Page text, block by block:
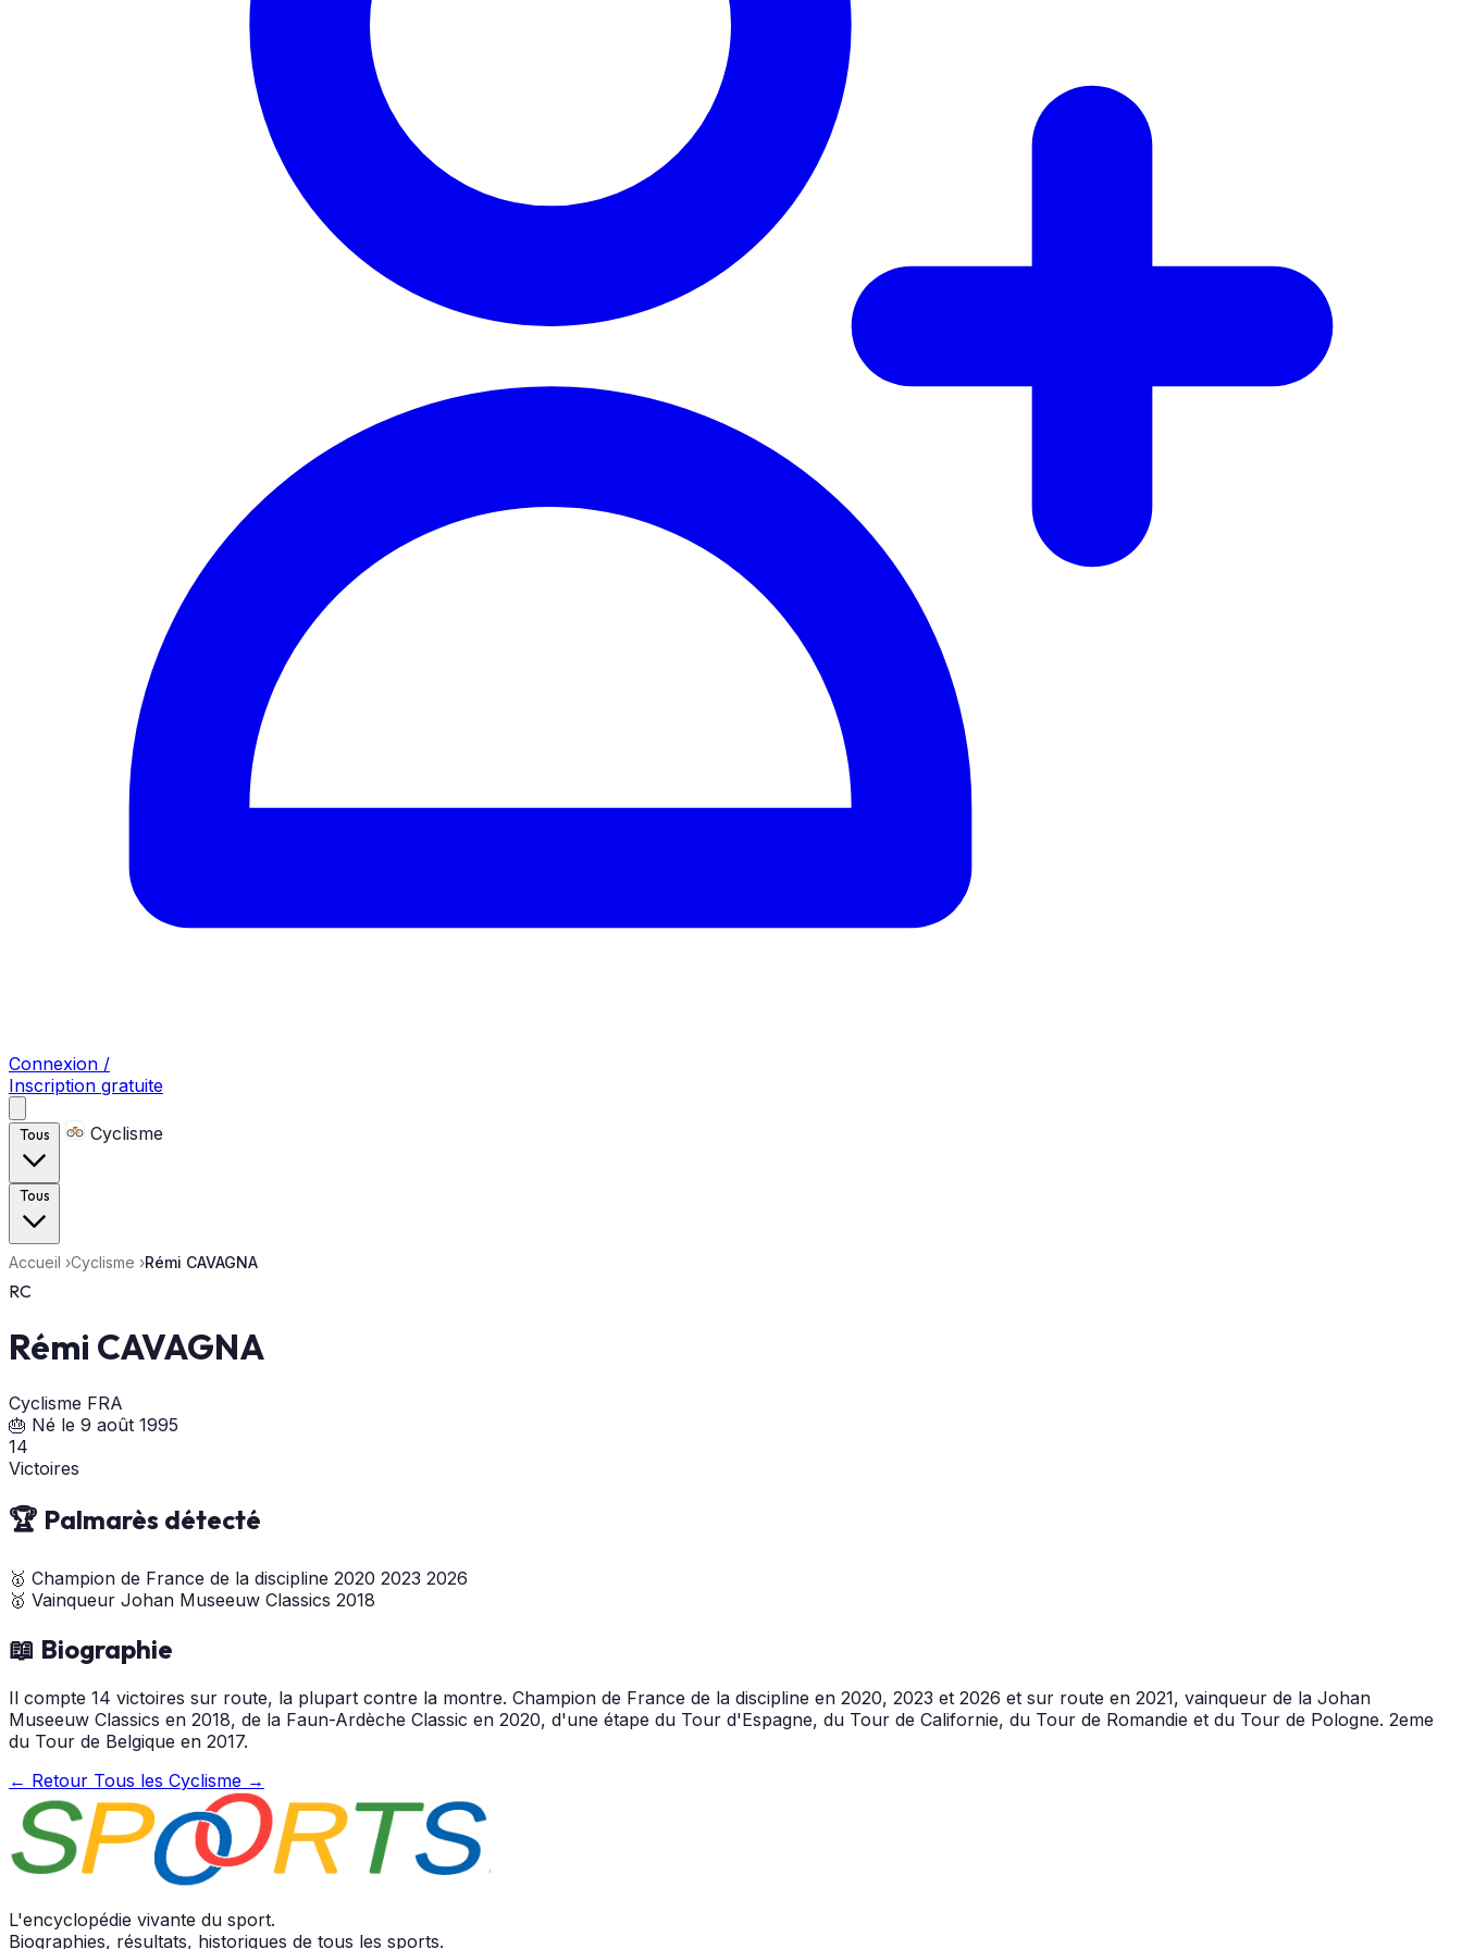
Connexion /
Inscription gratuite
Tous Cyclisme
Tous
Accueil ›Cyclisme ›Rémi CAVAGNA
RC
Rémi CAVAGNA
Cyclisme FRA
🎂 Né le 9 août 1995
14
Victoires
🏆 Palmarès détecté
🥇 Champion de France de la discipline 2020 2023 2026
🥇 Vainqueur Johan Museeuw Classics 2018
📖 Biographie
Il compte 14 victoires sur route, la plupart contre la montre. Champion de France de la discipline en 2020, 2023 et 2026 et sur route en 2021, vainqueur de la Johan
Museeuw Classics en 2018, de la Faun-Ardèche Classic en 2020, d'une étape du Tour d'Espagne, du Tour de Californie, du Tour de Romandie et du Tour de Pologne. 2eme
du Tour de Belgique en 2017.
← Retour Tous les Cyclisme →
L'encyclopédie vivante du sport.
Biographies, résultats, historiques de tous les sports.